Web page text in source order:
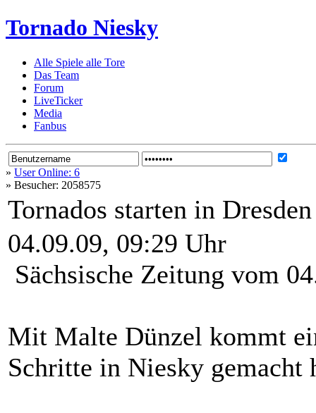
Tornado Niesky
Alle Spiele alle Tore
Das Team
Forum
LiveTicker
Media
Fanbus
» User Online: 6
» Besucher: 2058575
Tornados starten in Dresden
04.09.09, 09:29 Uhr
Sächsische Zeitung vom
Mit Malte Dünzel kommt
Schritte in Niesky gemacht